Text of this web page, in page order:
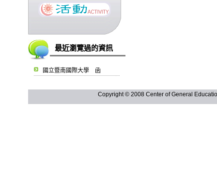
最近瀏覽過的資訊
國立暨南國際大學 函
Copyright © 2008 Center of General